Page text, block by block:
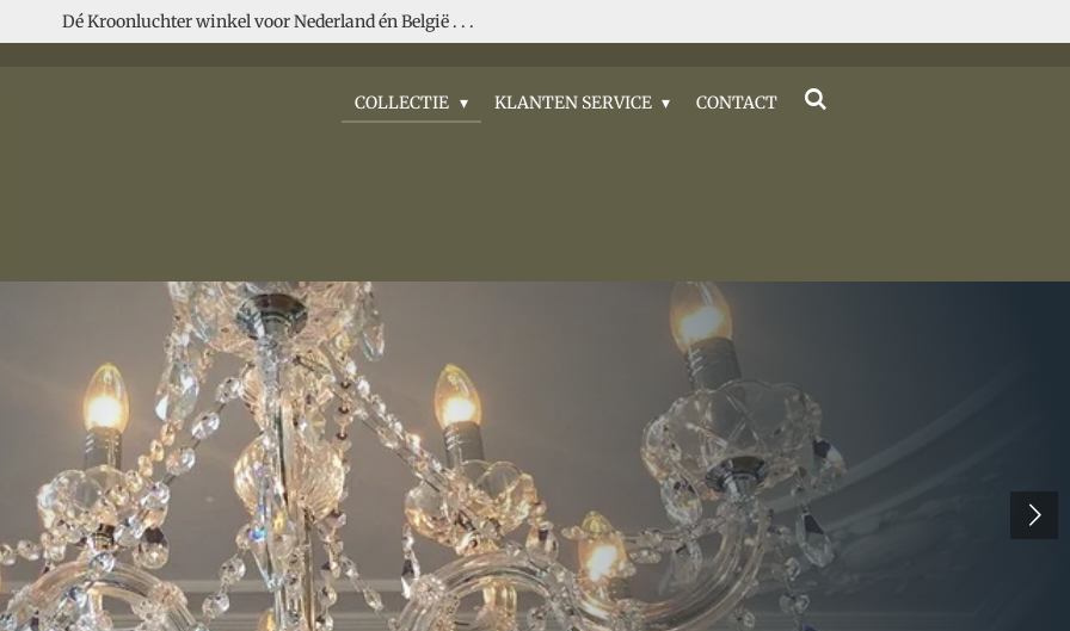
Dé Kroonluchter winkel voor Nederland én België . . .
COLLECTIE KLANTEN SERVICE CONTACT